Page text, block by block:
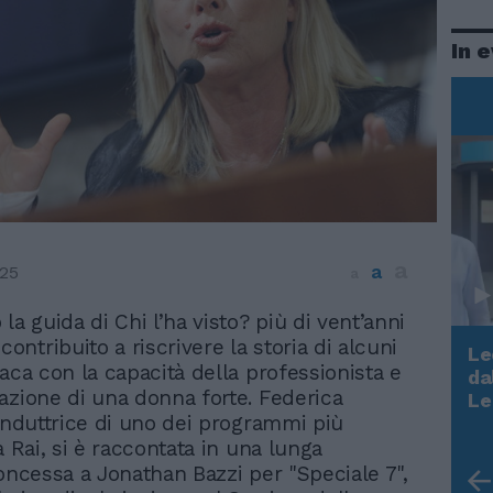
a
la guida di Chi l’ha visto? più di vent’anni
a riscrivere la storia di alcuni
con la capacità della professionista e
di una donna forte. Federica
di uno dei programmi più
Rai, si è raccontata in una lunga
a Jonathan Bazzi per "Speciale 7",
In
Rudy Giuliani a Come States?
Trump, Meloni e la strategia
americana